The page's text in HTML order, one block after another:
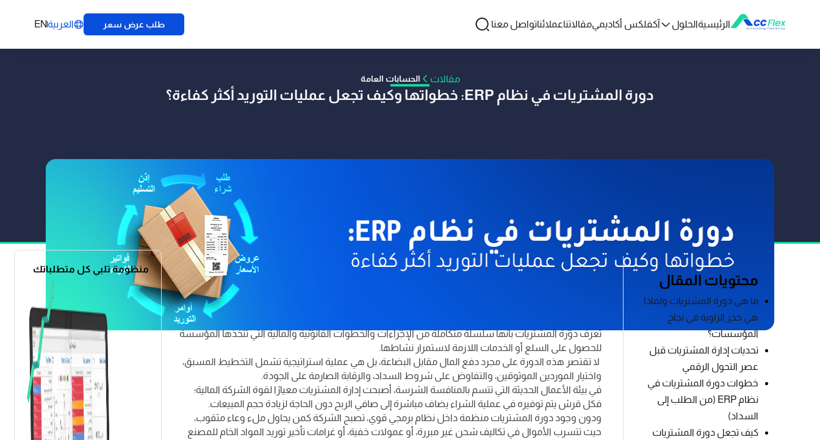
EN العربية طلب عرض سعر تواصل معناعملائنامقالاتناآكفلكس أكاديمي الحلولالرئيسية
مقالات الحسابات العامة
دورة المشتريات في نظام ERP: خطواتها وكيف تجعل عمليات التوريد أكثر كفاءة؟
محتويات المقال
ما هي دورة المشتريات ولماذا
هي حجر الزاوية في نجاح
المؤسسات؟
تحديات إدارة المشتريات قبل
عصر التحول الرقمي
خطوات دورة المشتريات في
نظام ERP (من الطلب إلى
السداد)
كيف تجعل دورة المشتريات
تم النشر بواسطة فريق آكفليكس 04 يناير 2026
هنا يبرز نظام ERP كحل تقني يضمن تدفق البيانات بين الأقسام بسلاسة مطلقة. وفي السطور القادمة،
سنكشف لكِ كيف يحول هذا النظام إدارة المشتريات من عملية إدارية مرهقة إلى أداة استراتيجية تضبط عمليات
ما هي دورة المشتريات ولماذا هي حجر الزاوية في نجاح المؤسسات؟
تُعرف دورة المشتريات بأنها سلسلة متكاملة من الإجراءات والخطوات القانونية والمالية التي تتخذها المؤسسة
للحصول على السلع أو الخدمات اللازمة لاستمرار نشاطها.
لا تقتصر هذه الدورة على مجرد دفع المال مقابل البضاعة، بل هي عملية استراتيجية تشمل التخطيط المسبق،
واختيار الموردين الموثوقين، والتفاوض على شروط السداد، والرقابة الصارمة على الجودة.
في بيئة الأعمال الحديثة التي تتسم بالمنافسة الشرسة، أصبحت إدارة المشتريات معيارًا لقوة الشركة المالية؛
فكل قرش يتم توفيره في عملية الشراء يضاف مباشرة إلى صافي الربح دون الحاجة لزيادة حجم المبيعات.
ودون وجود دورة المشتريات منظمة داخل نظام برمجي قوي، تصبح الشركة كمن يحاول ملء وعاء مثقوب،
حيث تتسرب الأموال في تكاليف شحن غير مبررة، أو عمولات خفية، أو غرامات تأخير توريد المواد الخام للمصنع
منظومة تلبي كل متطلباتك